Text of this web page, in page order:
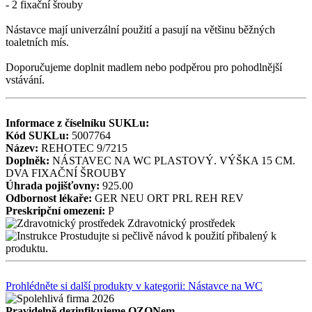
- 2 fixační šrouby
Nástavce mají univerzální použití a pasují na většinu běžných
toaletních mís.
Doporučujeme doplnit madlem nebo podpěrou pro pohodlnější
vstávání.
Informace z číselníku SUKLu:
Kód SUKLu: 5007764
Název: REHOTEC 9/7215
Doplněk: NÁSTAVEC NA WC PLASTOVÝ. VÝŠKA 15 CM.
DVA FIXAČNÍ ŠROUBY
Úhrada pojišťovny: 925.00
Odbornost lékaře: GER NEU ORT PRL REH REV
Preskripční omezení: P
Zdravotnický prostředek
Prostudujte si pečlivě návod k použití přibalený k
produktu.
Prohlédněte si další produkty v kategorii: Nástavce na WC